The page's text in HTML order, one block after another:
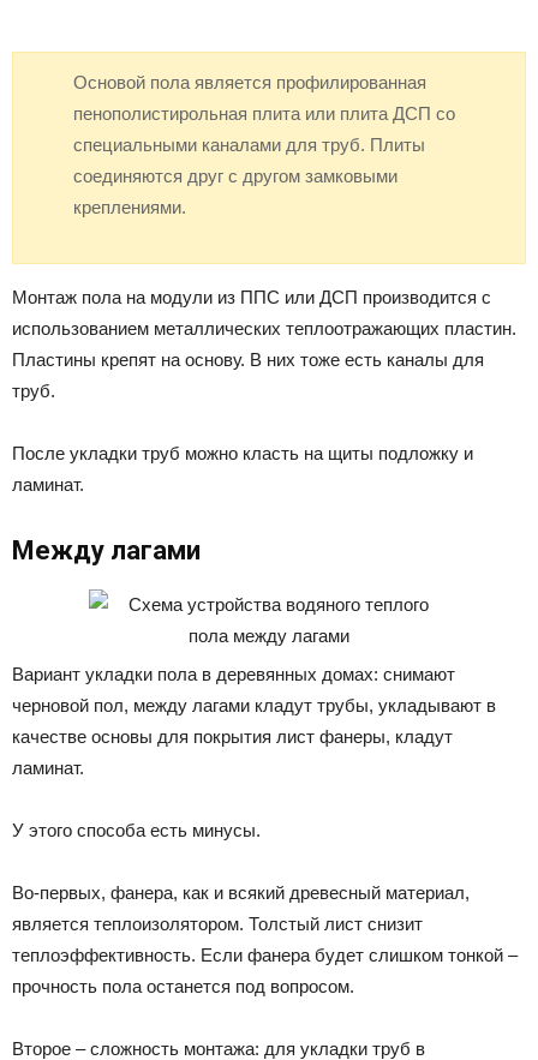
Основой пола является профилированная
пенополистирольная плита или плита ДСП со
специальными каналами для труб. Плиты
соединяются друг с другом замковыми
креплениями.
Монтаж пола на модули из ППС или ДСП производится с
использованием металлических теплоотражающих пластин.
Пластины крепят на основу. В них тоже есть каналы для
труб.
После укладки труб можно класть на щиты подложку и
ламинат.
Между лагами
Вариант укладки пола в деревянных домах: снимают
черновой пол, между лагами кладут трубы, укладывают в
качестве основы для покрытия лист фанеры, кладут
ламинат.
У этого способа есть минусы.
Во-первых, фанера, как и всякий древесный материал,
является теплоизолятором. Толстый лист снизит
теплоэффективность. Если фанера будет слишком тонкой –
прочность пола останется под вопросом.
Второе – сложность монтажа: для укладки труб в